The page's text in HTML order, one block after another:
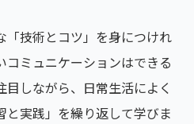
「技術とコツ」を身につけれ
ミュニケーションはできる
しながら、日常生活によく
と実践」を繰り返して学びま